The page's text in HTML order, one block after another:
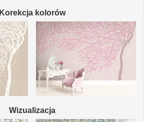
Korekcja kolorów
Wizualizacja